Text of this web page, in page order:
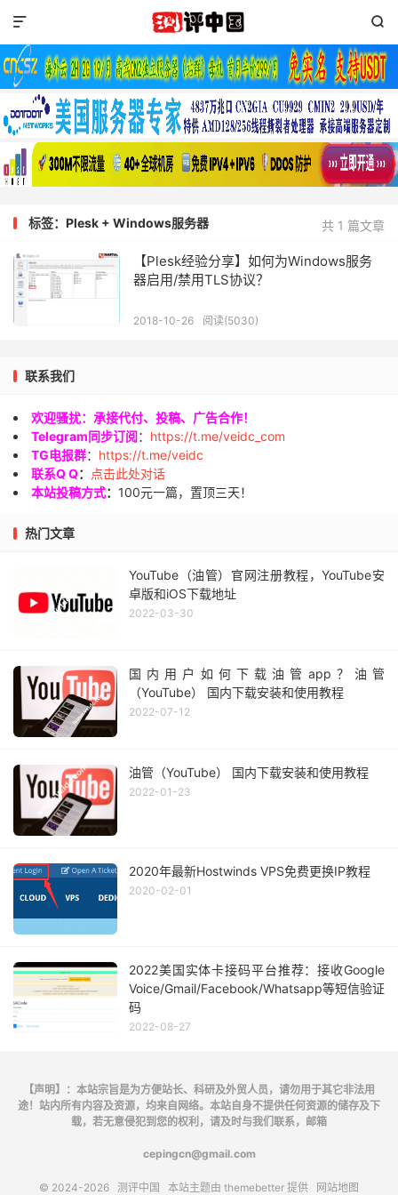


共 1 篇文章
标签：Plesk + Windows服务器
【Plesk经验分享】如何为Windows服务
器启用/禁用TLS协议？
2018-10-26 阅读(5030)
联系我们
欢迎骚扰：承接代付、投稿、广告合作！
Telegram同步订阅： https://t.me/veidc_com
TG电报群： https://t.me/veidc
联系Q Q：
点击此处对话
本站投稿方式： 100元一篇，置顶三天！
热门文章
YouTube（油管）官网注册教程，YouTube安
卓版和iOS下载地址
2022-03-30
国内用户如何下载油管app？油管
（YouTube） 国内下载安装和使用教程
2022-07-12
油管（YouTube） 国内下载安装和使用教程
2022-01-23
2020年最新Hostwinds VPS免费更换IP教程
2020-02-01
2022美国实体卡接码平台推荐：接收Google
Voice/Gmail/Facebook/Whatsapp等短信验证
码
2022-08-27
【声明】：本站宗旨是为方便站长、科研及外贸人员，请勿用于其它非法用
途！站内所有内容及资源，均来自网络。本站自身不提供任何资源的储存及下
载，若无意侵犯到您的权利，请及时与我们联系，邮箱
cepingcn@gmail.com
© 2024-2026 测评中国 本站主题由 themebetter 提供 网站地图